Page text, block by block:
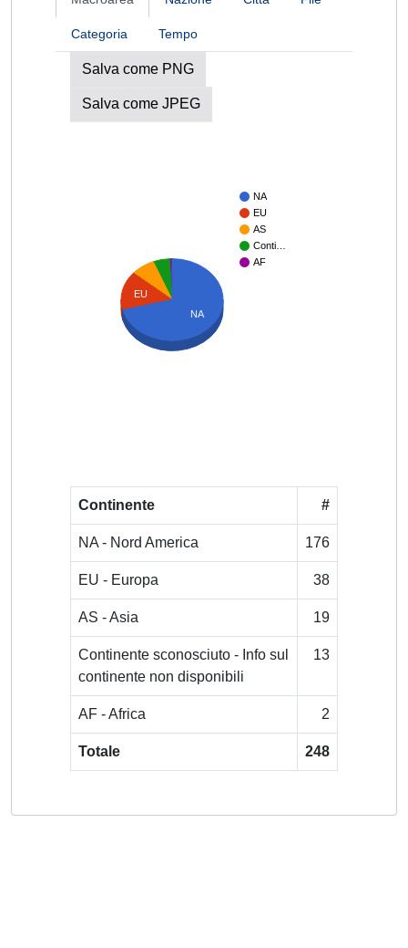
Categoria Tempo
Salva come PNG
Salva come JPEG
NA
EU
AS
Conti…
AF
EU
NA
Continente #
NA - Nord America 176
EU - Europa 38
AS - Asia 19
Continente sconosciuto - Info sul
continente non disponibili
13
AF - Africa 2
Totale 248